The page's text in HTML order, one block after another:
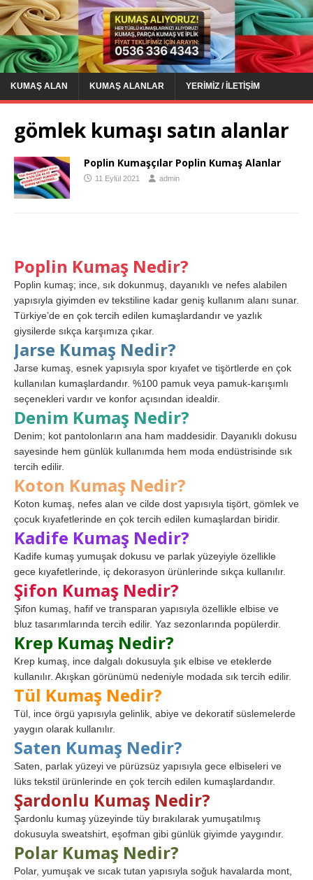
KUMAŞ ALAN KUMAŞ ALANLAR YERIMIZ / İLETIŞIM
gömlek kumaşı satın alanlar
Poplin Kumaşçılar Poplin Kumaş Alanlar
11 Eylül 2021 admin
Poplin Kumaş Nedir?
Poplin kumaş; ince, sık dokunmuş, dayanıklı ve nefes alabilen
yapısıyla giyimden ev tekstiline kadar geniş kullanım alanı sunar.
Türkiye’de en çok tercih edilen kumaşlardandır ve yazlık
giysilerde sıkça karşımıza çıkar.
Jarse Kumaş Nedir?
Jarse kumaş, esnek yapısıyla spor kıyafet ve tişörtlerde en çok
kullanılan kumaşlardandır. %100 pamuk veya pamuk-karışımlı
seçenekleri vardır ve konfor açısından idealdir.
Denim Kumaş Nedir?
Denim; kot pantolonların ana ham maddesidir. Dayanıklı dokusu
sayesinde hem günlük kullanımda hem moda endüstrisinde sık
tercih edilir.
Koton Kumaş Nedir?
Koton kumaş, nefes alan ve cilde dost yapısıyla tişört, gömlek ve
çocuk kıyafetlerinde en çok tercih edilen kumaşlardan biridir.
Kadife Kumaş Nedir?
Kadife kumaş yumuşak dokusu ve parlak yüzeyiyle özellikle
gece kıyafetlerinde, iç dekorasyon ürünlerinde sıkça kullanılır.
Şifon Kumaş Nedir?
Şifon kumaş, hafif ve transparan yapısıyla özellikle elbise ve
bluz tasarımlarında tercih edilir. Yaz sezonlarında popülerdir.
Krep Kumaş Nedir?
Krep kumaş, ince dalgalı dokusuyla şık elbise ve eteklerde
kullanılır. Akışkan görünümü nedeniyle modada sık tercih edilir.
Tül Kumaş Nedir?
Tül, ince örgü yapısıyla gelinlik, abiye ve dekoratif süslemelerde
yaygın olarak kullanılır.
Saten Kumaş Nedir?
Saten, parlak yüzeyi ve pürüzsüz yapısıyla gece elbiseleri ve
lüks tekstil ürünlerinde en çok tercih edilen kumaşlardandır.
Şardonlu Kumaş Nedir?
Şardonlu kumaş yüzeyinde tüy bırakılarak yumuşatılmış
dokusuyla sweatshirt, eşofman gibi günlük giyimde yaygındır.
Polar Kumaş Nedir?
Polar, yumuşak ve sıcak tutan yapısıyla soğuk havalarda mont,